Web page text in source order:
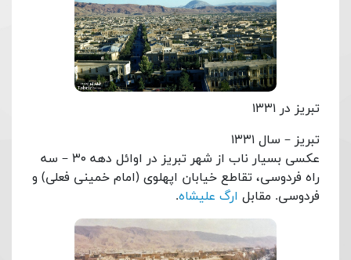
تبریز در ۱۳۳۱
تبریز – سال ۱۳۳۱
عکسی بسیار ناب از شهر تبریز در اوائل دهه ۳۰ – سه
راه فردوسی، تقاطع خیابان اپهلوی (امام خمینی فعلی) و
فردوسی. مقابل ارگ علیشاه.